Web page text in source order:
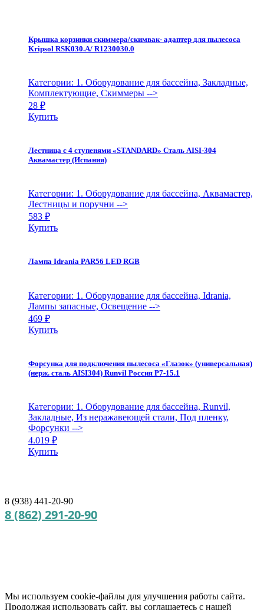
Крышка корзинки скиммера/скимвак- адаптер для пылесоса
Kripsol RSK030.A/ R1230030.0
Категории: 1. Оборудование для бассейна, Закладные,
Комплектующие, Скиммеры -->
28 ₽
Купить
Лестница с 4 ступенями «STANDARD» Сталь AISI-304
Аквамастер (Испания)
Категории: 1. Оборудование для бассейна, Аквамастер,
Лестницы и поручни -->
583 ₽
Купить
Лампа Idrania PAR56 LED RGB
Категории: 1. Оборудование для бассейна, Idrania,
Лампы запасные, Освещение -->
469 ₽
Купить
Форсунка для подключения пылесоса «Глазок» (универсальная)
(нерж. сталь AISI304) Runvil Россия Р7-15.1
Категории: 1. Оборудование для бассейна, Runvil,
Закладные, Из неражавеющей стали, Под пленку,
Форсунки -->
4.019 ₽
Купить
8 (938) 441-20-90
8 (862) 291-20-90
Мы используем cookie‑файлы для улучшения работы сайта.
Продолжая использовать сайт, вы соглашаетесь с нашей